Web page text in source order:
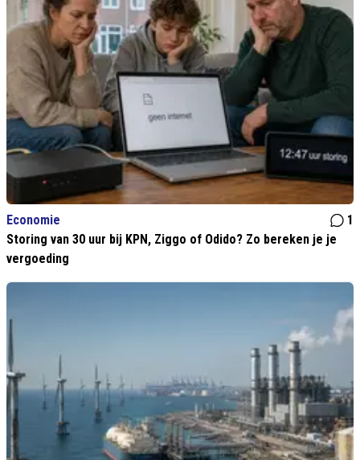
Economie
1
Storing van 30 uur bij KPN, Ziggo of Odido? Zo bereken je je
vergoeding